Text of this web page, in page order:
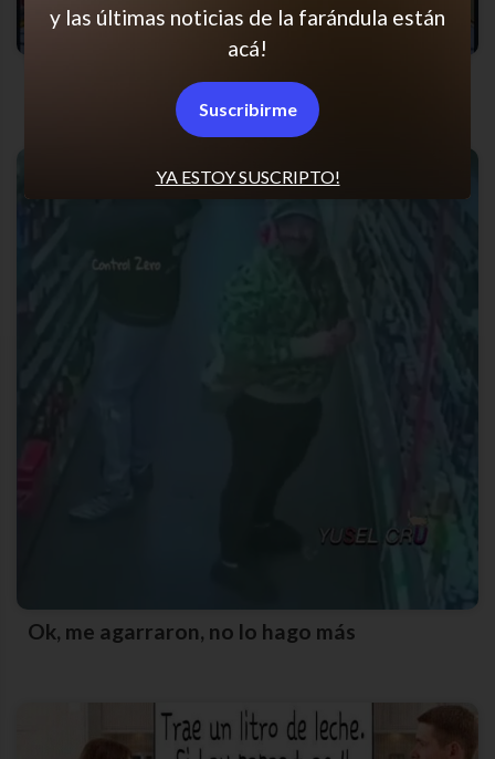
Ok, me agarraron, no lo hago más
YA ESTOY SUSCRIPTO!
y las últimas noticias de la farándula están
acá!
Suscribirme